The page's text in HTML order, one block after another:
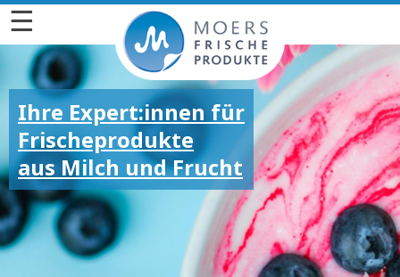
☰
Ihre Expert:innen für
Frischeprodukte
aus Milch und Frucht